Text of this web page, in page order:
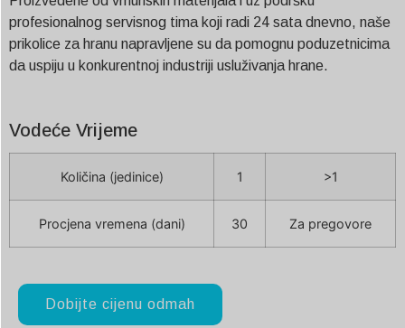
profesionalnog servisnog tima koji radi 24 sata dnevno, naše
prikolice za hranu napravljene su da pomognu poduzetnicima
da uspiju u konkurentnoj industriji usluživanja hrane.
Vodeće Vrijeme
Količina (jedinice) 1 >1
Procjena vremena (dani) 30 Za pregovore
Dobijte cijenu odmah